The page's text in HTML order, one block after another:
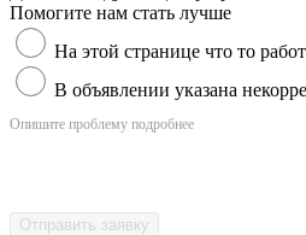
Помогите нам стать лучше
На этой странице что то
В объявлении указана
Опишите проблему подробнее
Отправить заявку